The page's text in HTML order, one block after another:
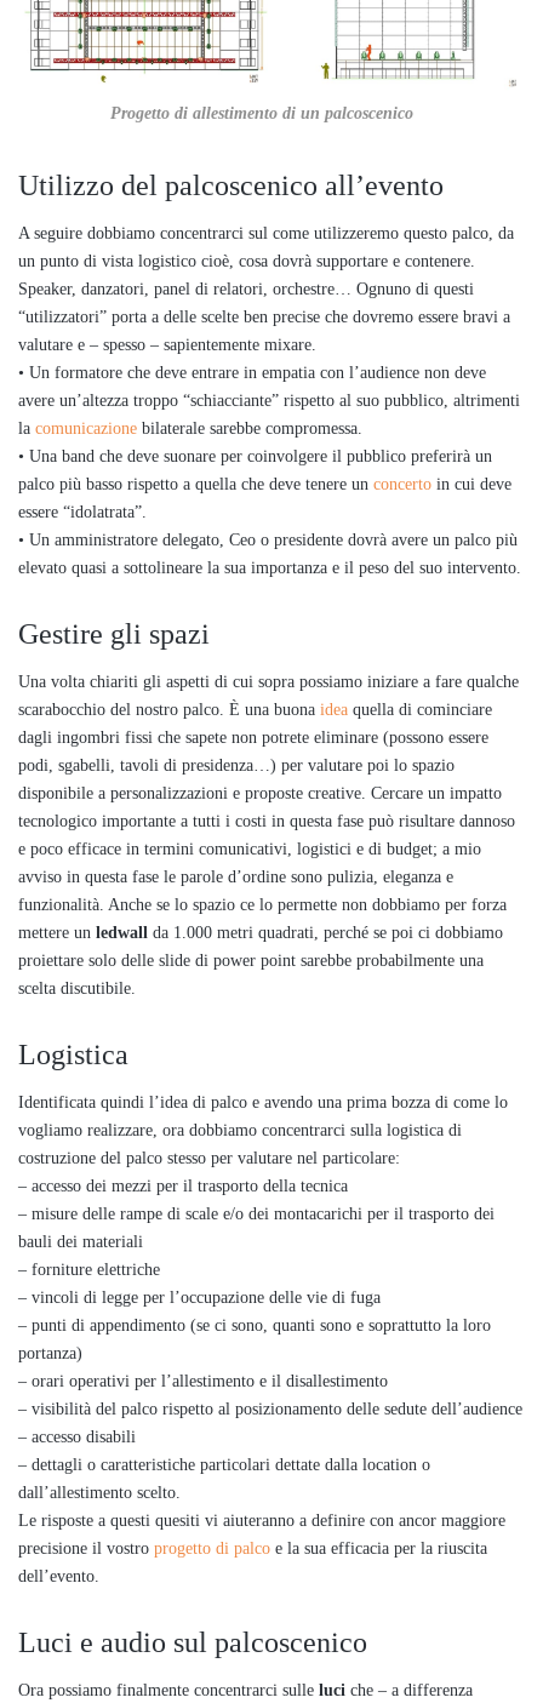
Progetto di allestimento di un palcoscenico
Utilizzo del palcoscenico all’evento
A seguire dobbiamo concentrarci sul come utilizzeremo questo palco, da
un punto di vista logistico cioè, cosa dovrà supportare e contenere.
Speaker, danzatori, panel di relatori, orchestre… Ognuno di questi
“utilizzatori” porta a delle scelte ben precise che dovremo essere bravi a
valutare e – spesso – sapientemente mixare.
• Un formatore che deve entrare in empatia con l’audience non deve
avere un’altezza troppo “schiacciante” rispetto al suo pubblico, altrimenti
la comunicazione bilaterale sarebbe compromessa.
• Una band che deve suonare per coinvolgere il pubblico preferirà un
palco più basso rispetto a quella che deve tenere un concerto in cui deve
essere “idolatrata”.
• Un amministratore delegato, Ceo o presidente dovrà avere un palco più
elevato quasi a sottolineare la sua importanza e il peso del suo intervento.
Gestire gli spazi
Una volta chiariti gli aspetti di cui sopra possiamo iniziare a fare qualche
scarabocchio del nostro palco. È una buona idea quella di cominciare
dagli ingombri fissi che sapete non potrete eliminare (possono essere
podi, sgabelli, tavoli di presidenza…) per valutare poi lo spazio
disponibile a personalizzazioni e proposte creative. Cercare un impatto
tecnologico importante a tutti i costi in questa fase può risultare dannoso
e poco efficace in termini comunicativi, logistici e di budget; a mio
avviso in questa fase le parole d’ordine sono pulizia, eleganza e
funzionalità. Anche se lo spazio ce lo permette non dobbiamo per forza
mettere un ledwall da 1.000 metri quadrati, perché se poi ci dobbiamo
proiettare solo delle slide di power point sarebbe probabilmente una
scelta discutibile.
Logistica
Identificata quindi l’idea di palco e avendo una prima bozza di come lo
vogliamo realizzare, ora dobbiamo concentrarci sulla logistica di
costruzione del palco stesso per valutare nel particolare:
– accesso dei mezzi per il trasporto della tecnica
– misure delle rampe di scale e/o dei montacarichi per il trasporto dei
bauli dei materiali
– forniture elettriche
– vincoli di legge per l’occupazione delle vie di fuga
– punti di appendimento (se ci sono, quanti sono e soprattutto la loro
portanza)
– orari operativi per l’allestimento e il disallestimento
– visibilità del palco rispetto al posizionamento delle sedute dell’audience
– accesso disabili
– dettagli o caratteristiche particolari dettate dalla location o
dall’allestimento scelto.
Le risposte a questi quesiti vi aiuteranno a definire con ancor maggiore
precisione il vostro progetto di palco e la sua efficacia per la riuscita
dell’evento.
Luci e audio sul palcoscenico
Ora possiamo finalmente concentrarci sulle luci che – a differenza